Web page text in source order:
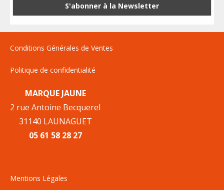
Conditions Générales de Ventes
Politique de confidentialité
MARQUE JAUNE
2 rue Antoine Becquerel
31140 LAUNAGUET
05 61 58 28 27
Mentions Légales